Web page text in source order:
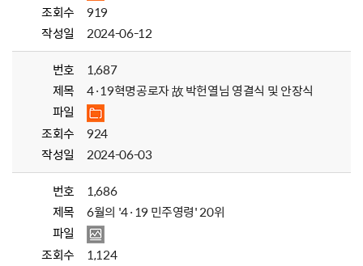
조회수
919
작성일
2024-06-12
번호
1,687
제목
4·19혁명공로자 故 박헌열님 영결식 및 안장식
파일
조회수
924
작성일
2024-06-03
번호
1,686
제목
6월의 '4·19 민주영령' 20위
파일
조회수
1,124